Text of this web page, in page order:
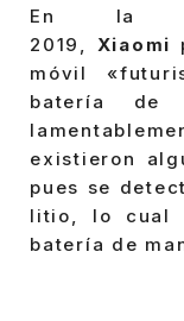
En la
2019, Xiaomi
móvil
batería de
existieron
pues se
litio, lo cual
batería de